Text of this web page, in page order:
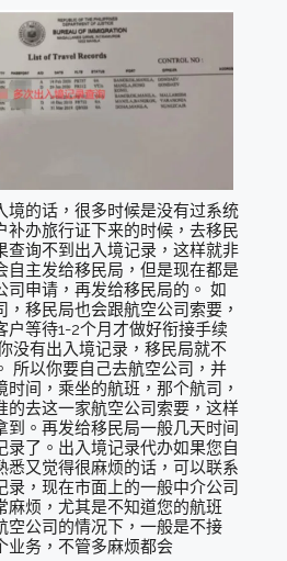
境的话，很多时候是没有过系统
补办旅行证下来的时候，去移民
查询不到出入境记录，这样就非
自主发给移民局，但是现在都是
司申请，再发给移民局的。 如
移民局也会跟航空公司索要，
户等待1-2个月才做好衔接手续
没有出入境记录，移民局就不
所以你要自己去航空公司，并
时间，乘坐的航班，那个航司，
的去这一家航空公司索要，这样
到。再发给移民局一般几天时间
录了。出入境记录代办如果您自
悉又觉得很麻烦的话，可以联系
录，现在市面上的一般中介公司
麻烦，尤其是不知道您的航班
空公司的情况下，一般是不接
业务，不管多麻烦都会